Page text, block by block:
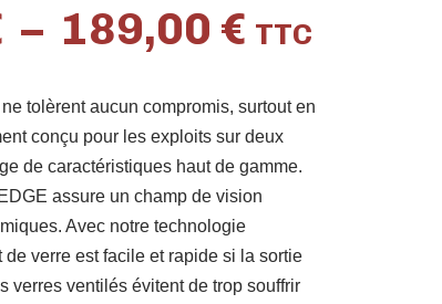
– 189,00 € TTC
tolèrent aucun compromis, surtout en
conçu pour les exploits sur deux
de caractéristiques haut de gamme.
assure un champ de vision
Avec notre technologie
verre est facile et rapide si la sortie
verres ventilés évitent de trop souffrir